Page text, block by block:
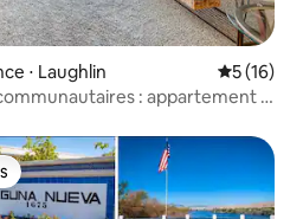
⋅ Laughlin
5 (16)
: appartement 5